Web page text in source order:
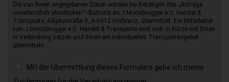
Die von Ihnen angegebenen Daten werden bei Betätigen des „Anfrage
unverbindlich abschicken“–Buttons an J.Moosbrugger e.U. Handel &
Transporte, Allgäustraße 8, A-6912 Hörbranz, übermittelt. Ein Mitarbeiter
von J.Moosbrugger e.U. Handel & Transporte wird sich in Kürze mit Ihnen
in Verbindung setzen und Ihnen ein individuelles Transportangebot
übermitteln.
Mit der Übermittlung dieses Formulars gebe ich meine